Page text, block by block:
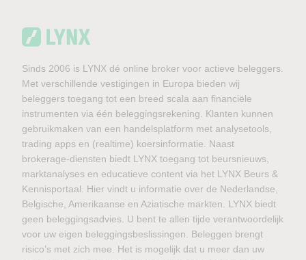
Sinds 2006 is LYNX dé online broker voor actieve beleggers.
Met verschillende vestigingen in Europa bieden wij
beleggers toegang tot een breed scala aan financiële
instrumenten via één beleggingsrekening. Klanten kunnen
gebruikmaken van een handelsplatform met analysetools,
trading apps en (realtime) koersinformatie. Naast
brokerage-diensten biedt LYNX toegang tot beursnieuws,
marktanalyses en educatieve content via het LYNX Beurs &
Kennisportaal. Hier vindt u informatie over de Nederlandse,
Belgische, Amerikaanse en Aziatische markten. LYNX biedt
geen beleggingsadvies. U bent te allen tijde verantwoordelijk
voor uw eigen beleggingsbeslissingen. Beleggen brengt
risico’s met zich mee. Het is mogelijk dat u meer dan uw